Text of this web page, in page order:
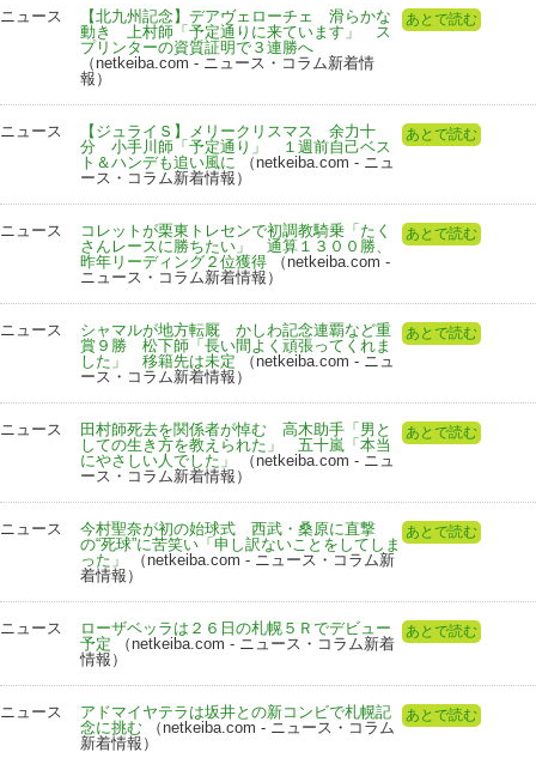
ニュース
【北九州記念】デアヴェローチェ 滑らかな
動き 上村師「予定通りに来ています」 ス
プリンターの資質証明で３連勝へ
（netkeiba.com - ニュース・コラム新着情
報）
あとで読む
ニュース
【ジュライＳ】メリークリスマス 余力十
分 小手川師「予定通り」 １週前自己ベス
ト＆ハンデも追い風に
（netkeiba.com - ニュ
ース・コラム新着情報）
あとで読む
ニュース
コレットが栗東トレセンで初調教騎乗「たく
さんレースに勝ちたい」 通算１３００勝、
昨年リーディング２位獲得 （netkeiba.com -
ニュース・コラム新着情報）
あとで読む
ニュース
シャマルが地方転厩 かしわ記念連覇など重
賞９勝 松下師「長い間よく頑張ってくれま
した」 移籍先は未定 （netkeiba.com - ニュ
ース・コラム新着情報）
あとで読む
ニュース
田村師死去を関係者が悼む 高木助手「男と
しての生き方を教えられた」 五十嵐「本当
にやさしい人でした」
（netkeiba.com - ニュ
ース・コラム新着情報）
あとで読む
ニュース
今村聖奈が初の始球式 西武・桑原に直撃
の“死球”に苦笑い「申し訳ないことをしてしま
った」
（netkeiba.com - ニュース・コラム新
着情報）
あとで読む
ニュース
ローザベッラは２６日の札幌５Ｒでデビュー
予定 （netkeiba.com - ニュース・コラム新着
情報）
あとで読む
ニュース
アドマイヤテラは坂井との新コンビで札幌記
念に挑む （netkeiba.com - ニュース・コラム
新着情報）
あとで読む